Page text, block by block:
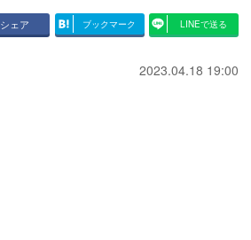
シェア ブックマーク LINEで送る
2023.04.18 19:00